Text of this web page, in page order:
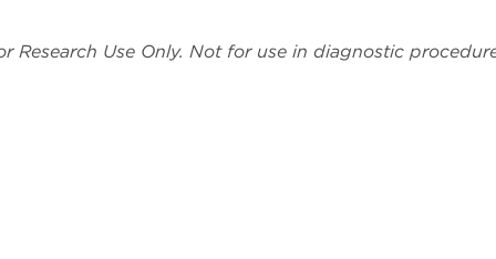
Research Use Only. Not for use in diagnostic